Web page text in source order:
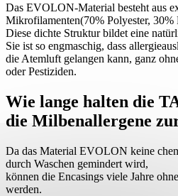
Das EVOLON-Material besteht aus
Mikrofilamenten(70% Polyester, 30%
Diese dichte Struktur bildet eine
Sie ist so engmaschig, dass
die Atemluft gelangen kann, ganz
oder Pestiziden.
Wie lange halten die
die Milbenallergene
Da das Material EVOLON keine
durch Waschen gemindert wird,
können die Encasings viele Jahre
werden.